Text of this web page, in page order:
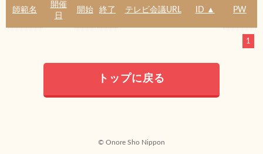
師範名
開催
日
開始 終了 テレビ会議URL ID ▲ PW
1
トップに戻る
© Onore Sho Nippon